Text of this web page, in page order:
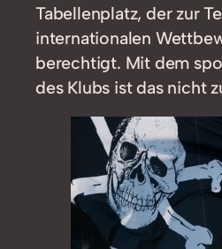
Tabellenplatz, der zur
internationalen
berechtigt. Mit dem
des Klubs ist das nicht